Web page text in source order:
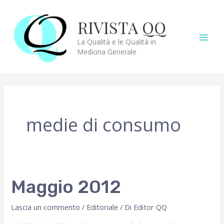
contenuto
RIVISTA QQ
La Qualità e le Qualità in
Medicina Generale
medie di consumo
Maggio 2012
Lascia un commento / Editoriale / Di Editor QQ